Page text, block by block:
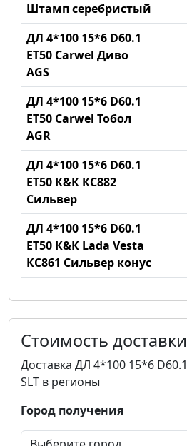
Штамп серебристый
ДЛ 4*100 15*6 D60.1
ET50 Carwel Диво
AGS
ДЛ 4*100 15*6 D60.1
ET50 Carwel Тобол
AGR
ДЛ 4*100 15*6 D60.1
ET50 К&К КС882
Сильвер
ДЛ 4*100 15*6 D60.1
ET50 К&К Lada Vesta
КС861 Сильвер конус
Стоимость
Доставка ДЛ 4*100 15*6
SLT в регионы
Город получения